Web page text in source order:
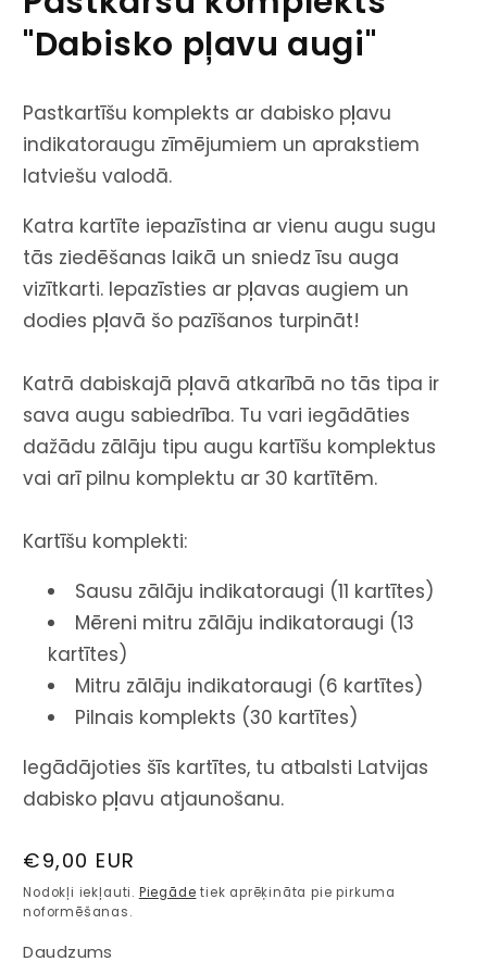
"Dabisko pļavu augi"
Pastkartīšu komplekts ar dabisko pļavu
indikatoraugu zīmējumiem un aprakstiem
latviešu valodā.
Katra kartīte iepazīstina ar vienu augu sugu
tās ziedēšanas laikā un sniedz īsu auga
vizītkarti. Iepazīsties ar pļavas augiem un
dodies pļavā šo pazīšanos turpināt!
Katrā dabiskajā pļavā atkarībā no tās tipa ir
sava augu sabiedrība. Tu vari iegādāties
dažādu zālāju tipu augu kartīšu komplektus
vai arī pilnu komplektu ar 30 kartītēm.
Kartīšu komplekti:
Sausu zālāju indikatoraugi (11 kartītes)
Mēreni mitru zālāju indikatoraugi (13
kartītes)
Mitru zālāju indikatoraugi (6 kartītes)
Pilnais komplekts (30 kartītes)
Iegādājoties šīs kartītes, tu atbalsti Latvijas
dabisko pļavu atjaunošanu.
Parastā
cena
€9,00 EUR
Nodokļi iekļauti. Piegāde tiek aprēķināta pie pirkuma
noformēšanas.
Daudzums